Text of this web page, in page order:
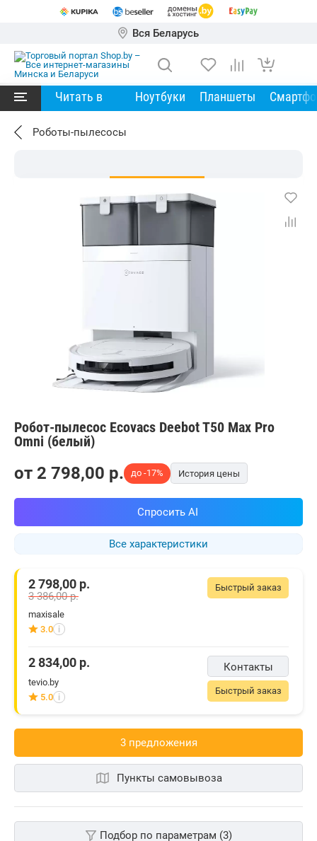
Вся Беларусь
Читать в Ноутбуки Планшеты
Роботы-пылесосы
Робот-пылесос Ecovacs Deebot T50 Max Pro
Omni (белый)
Все характеристики
от 2 798,00 p. до -17% История цены
Спросить AI
Быстрый заказ
2 798,00 р.
3 386,00р.
maxisale
3.0 i
Контакты
Быстрый заказ
2 834,00 р.
tevio.by
5.0 i
3 предложения
Пункты самовывоза
Подбор по параметрам (3)